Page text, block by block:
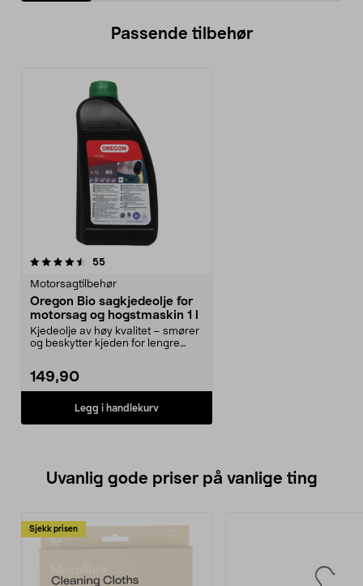
Passende tilbehør
55anmeldelser
Motorsagtilbehør
Oregon Bio sagkjedeolje for
motorsag og hogstmaskin 1 l
Kjedeolje av høy kvalitet – smører
og beskytter kjeden for lengre
149,90
Legg i handlekurv
Uvanlig gode priser på vanlige ting
Sjekk prisen